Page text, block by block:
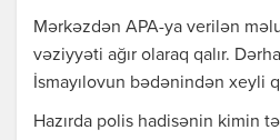
Mərkəzdən APA-ya verilən
vəziyyəti ağır olaraq qalır.
İsmayılovun bədənindən xeyli
Hazırda polis hadisənin kimin